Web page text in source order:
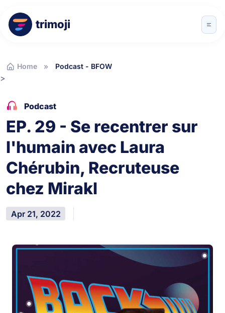
trimoji
Home Podcast - BFOW
>
Podcast
EP. 29 - Se recentrer sur
l'humain avec Laura
Chérubin, Recruteuse
chez Mirakl
Apr 21, 2022